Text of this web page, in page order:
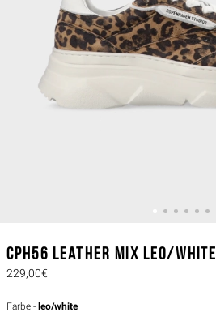
CPH56 leather mix leo/white
229,00€
Farbe - leo/white